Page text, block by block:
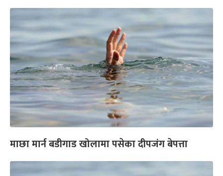
माछा मार्न बडीगाड खोलामा पसेका दीपजंग बेपत्ता